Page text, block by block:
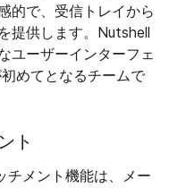
的で、受信トレイから
提供します。Nutshell
ユーザーインターフェ
めてとなるチームで
ト
チメント機能は、メー